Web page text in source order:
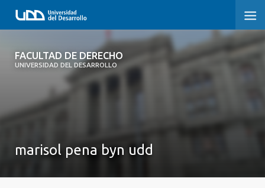
FACULTAD DE DERECHO
UNIVERSIDAD DEL DESARROLLO
FACULTAD DE DERECHO
SOBRE LA FACULTAD
marisol pena byn udd